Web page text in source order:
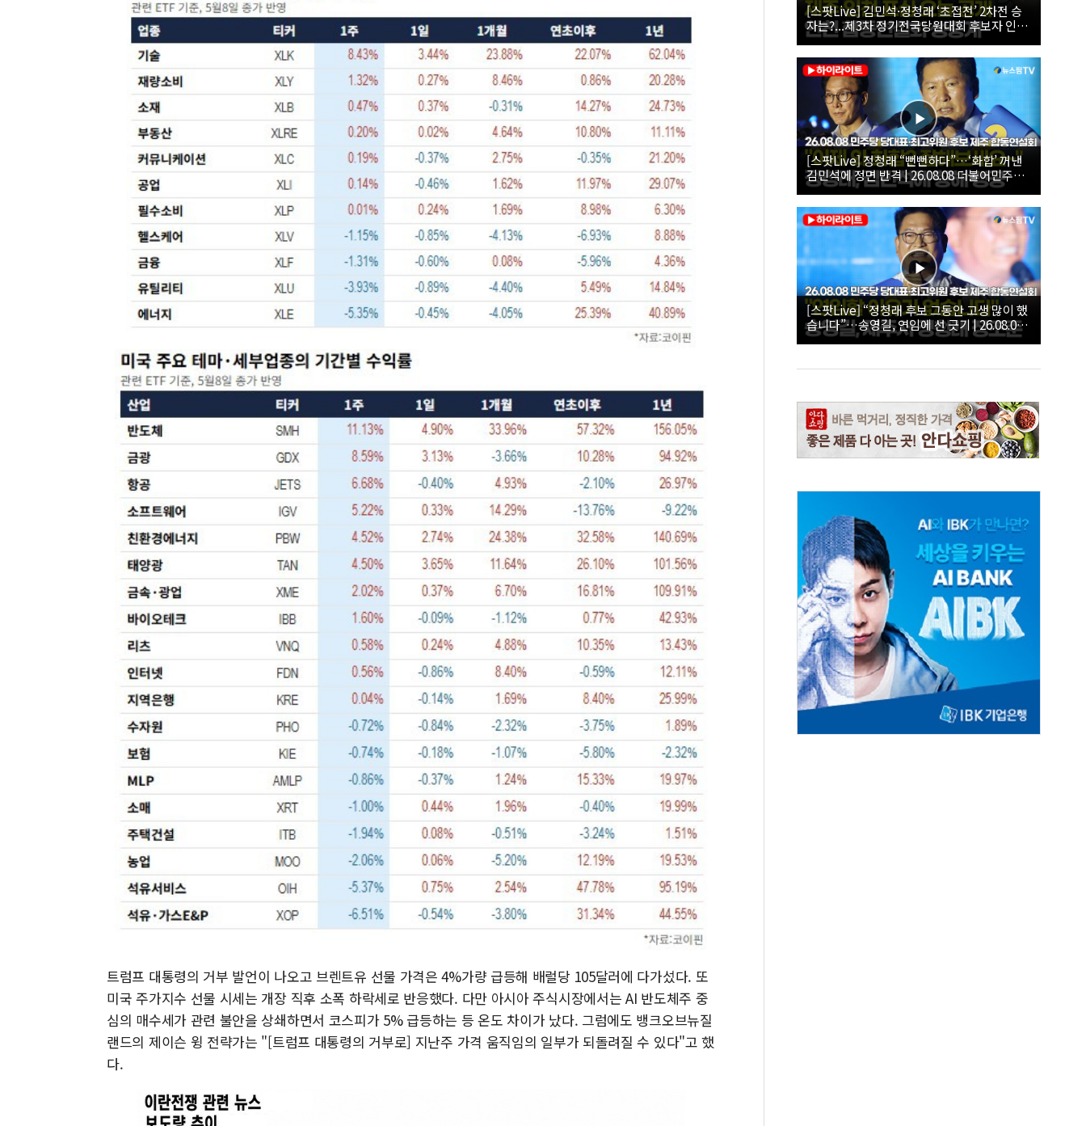
트럼프 대통령의 거부 발언이 나오고 브렌트유 선물 가격은 4%가량 급등해 배럴당 105달러에 다가섰다. 또
미국 주가지수 선물 시세는 개장 직후 소폭 하락세로 반응했다. 다만 아시아 주식시장에서는 AI 반도체주 중
심의 매수세가 관련 불안을 상쇄하면서 코스피가 5% 급등하는 등 온도 차이가 났다. 그럼에도 뱅크오브뉴질
랜드의 제이슨 윙 전략가는 "[트럼프 대통령의 거부로] 지난주 가격 움직임의 일부가 되돌려질 수 있다"고 했
다.
[스팟Live] 김민석·정청래 ‘초접전’ 2차전 승
자는?...제3차 정기전국당원대회 후보자 인천
합동연설회 생중계 | 26.08.08
[스팟Live] 정청래 “뻔뻔하다”…‘화합’ 꺼낸
김민석에 정면 반격 | 26.08.08 더불어민주당
당대표·최고위원 후보 제주 합동연설회
[스팟Live] “정청래 후보 그동안 고생 많이 했
습니다”…송영길, 연임에 선 긋기 | 26.08.08
더불어민주당 당대표·최고위원 후보 제주 합